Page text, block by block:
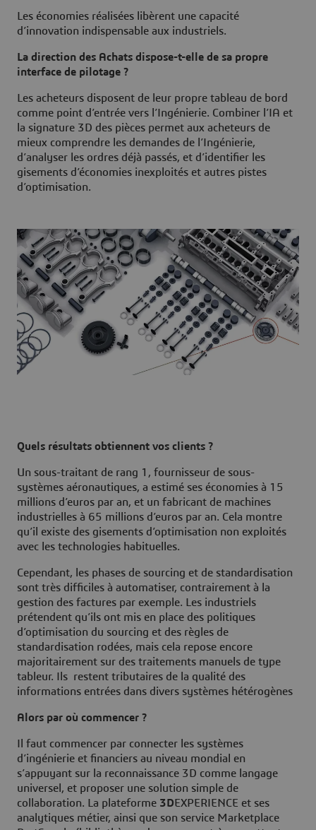
Les économies réalisées libèrent une capacité
d’innovation indispensable aux industriels.
La direction des Achats dispose-t-elle de sa propre
interface de pilotage ?
Les acheteurs disposent de leur propre tableau de bord
comme point d’entrée vers l’Ingénierie. Combiner l’IA et
la signature 3D des pièces permet aux acheteurs de
mieux comprendre les demandes de l’Ingénierie,
d’analyser les ordres déjà passés, et d’identifier les
gisements d’économies inexploités et autres pistes
d’optimisation.
Quels résultats obtiennent vos clients ?
Un sous-traitant de rang 1, fournisseur de sous-
systèmes aéronautiques, a estimé ses économies à 15
millions d’euros par an, et un fabricant de machines
industrielles à 65 millions d’euros par an. Cela montre
qu’il existe des gisements d’optimisation non exploités
avec les technologies habituelles.
Cependant, les phases de sourcing et de standardisation
sont très difficiles à automatiser, contrairement à la
gestion des factures par exemple. Les industriels
prétendent qu’ils ont mis en place des politiques
d’optimisation du sourcing et des règles de
standardisation rodées, mais cela repose encore
majoritairement sur des traitements manuels de type
tableur. Ils restent tributaires de la qualité des
informations entrées dans divers systèmes hétérogènes
Alors par où commencer ?
Il faut commencer par connecter les systèmes
d’ingénierie et financiers au niveau mondial en
s’appuyant sur la reconnaissance 3D comme langage
universel, et proposer une solution simple de
collaboration. La plateforme 3DEXPERIENCE et ses
analytiques métier, ainsi que son service Marketplace